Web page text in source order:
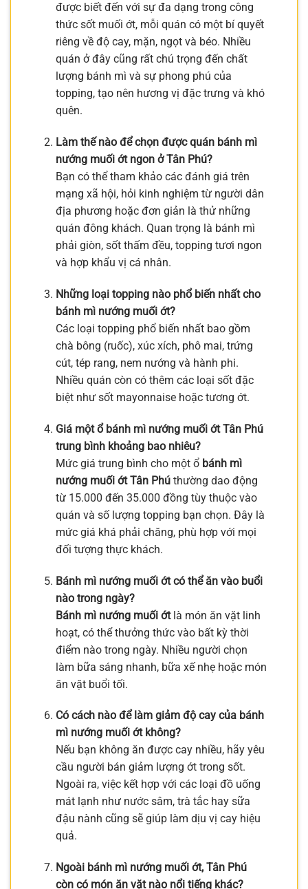
được biết đến với sự đa dạng trong công
thức sốt muối ớt, mỗi quán có một bí quyết
riêng về độ cay, mặn, ngọt và béo. Nhiều
quán ở đây cũng rất chú trọng đến chất
lượng bánh mì và sự phong phú của
topping, tạo nên hương vị đặc trưng và khó
quên.
Làm thế nào để chọn được quán bánh mì
nướng muối ớt ngon ở Tân Phú?
Bạn có thể tham khảo các đánh giá trên
mạng xã hội, hỏi kinh nghiệm từ người dân
địa phương hoặc đơn giản là thử những
quán đông khách. Quan trọng là bánh mì
phải giòn, sốt thấm đều, topping tươi ngon
và hợp khẩu vị cá nhân.
Những loại topping nào phổ biến nhất cho
bánh mì nướng muối ớt?
Các loại topping phổ biến nhất bao gồm
chà bông (ruốc), xúc xích, phô mai, trứng
cút, tép rang, nem nướng và hành phi.
Nhiều quán còn có thêm các loại sốt đặc
biệt như sốt mayonnaise hoặc tương ớt.
Giá một ổ bánh mì nướng muối ớt Tân Phú
trung bình khoảng bao nhiêu?
Mức giá trung bình cho một ổ bánh mì
nướng muối ớt Tân Phúthường dao động
từ 15.000 đến 35.000 đồng tùy thuộc vào
quán và số lượng topping bạn chọn. Đây là
mức giá khá phải chăng, phù hợp với mọi
đối tượng thực khách.
Bánh mì nướng muối ớt có thể ăn vào buổi
nào trong ngày?
Bánh mì nướng muối ớtlà món ăn vặt linh
hoạt, có thể thưởng thức vào bất kỳ thời
điểm nào trong ngày. Nhiều người chọn
làm bữa sáng nhanh, bữa xế nhẹ hoặc món
ăn vặt buổi tối.
Có cách nào để làm giảm độ cay của bánh
mì nướng muối ớt không?
Nếu bạn không ăn được cay nhiều, hãy yêu
cầu người bán giảm lượng ớt trong sốt.
Ngoài ra, việc kết hợp với các loại đồ uống
mát lạnh như nước sâm, trà tắc hay sữa
đậu nành cũng sẽ giúp làm dịu vị cay hiệu
quả.
Ngoài bánh mì nướng muối ớt, Tân Phú
còn có món ăn vặt nào nổi tiếng khác?